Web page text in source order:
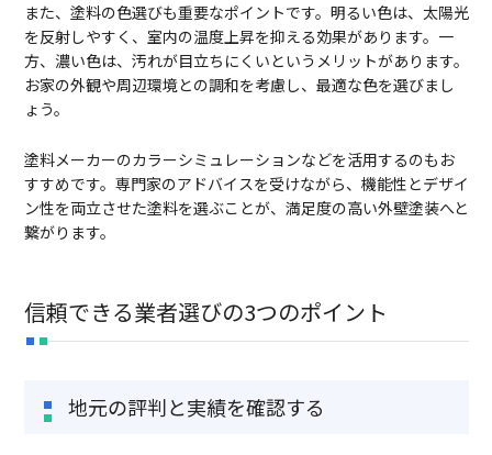
また、塗料の色選びも重要なポイントです。明るい色は、太陽光
を反射しやすく、室内の温度上昇を抑える効果があります。一
方、濃い色は、汚れが目立ちにくいというメリットがあります。
お家の外観や周辺環境との調和を考慮し、最適な色を選びまし
ょう。
塗料メーカーのカラーシミュレーションなどを活用するのもお
すすめです。専門家のアドバイスを受けながら、機能性とデザイ
ン性を両立させた塗料を選ぶことが、満足度の高い外壁塗装へと
繋がります。
信頼できる業者選びの3つのポイント
地元の評判と実績を確認する